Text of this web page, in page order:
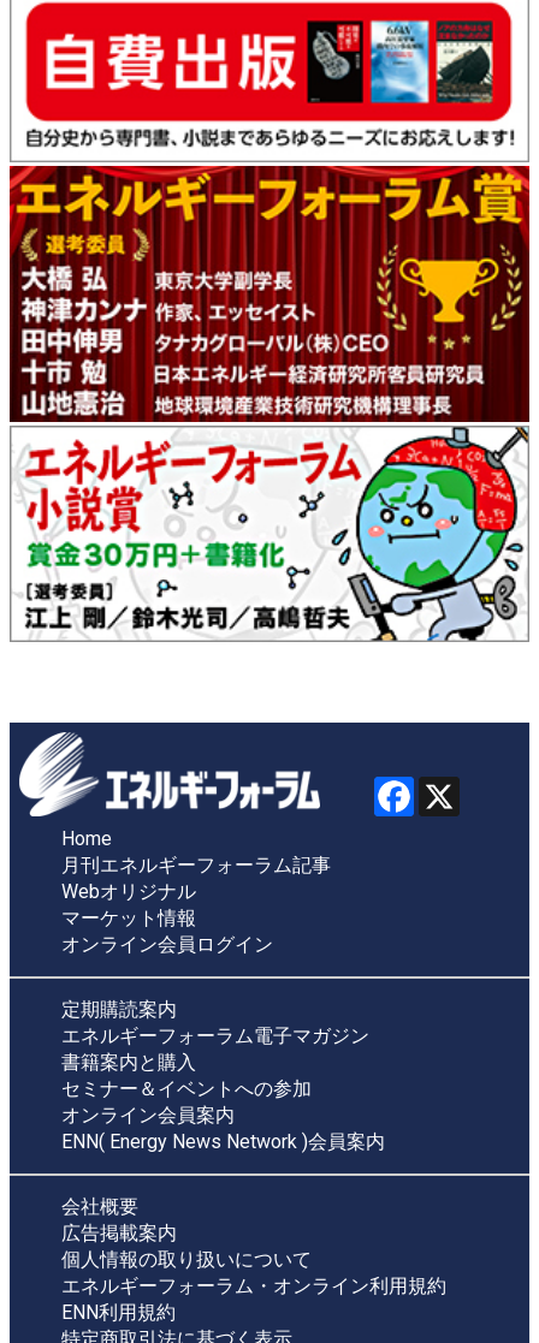
Home
月刊エネルギーフォーラム記事
Webオリジナル
マーケット情報
オンライン会員ログイン
定期購読案内
エネルギーフォーラム電子マガジン
書籍案内と購入
セミナー＆イベントへの参加
オンライン会員案内
ENN( Energy News Network )会員案内
会社概要
広告掲載案内
個人情報の取り扱いについて
エネルギーフォーラム・オンライン利用規約
ENN利用規約